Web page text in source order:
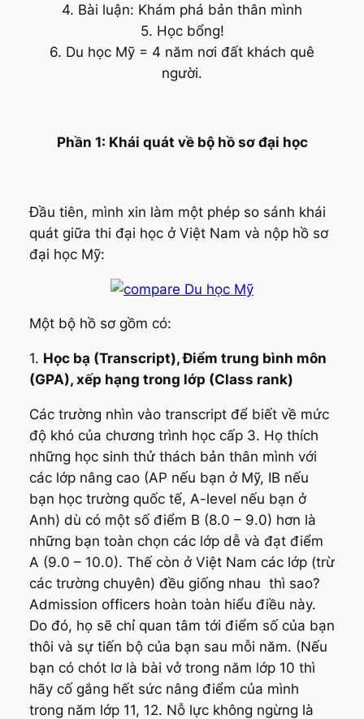
4. Bài luận: Khám phá bản thân mình
5. Học bổng!
6. Du học Mỹ = 4 năm nơi đất khách quê
người.
Phần 1: Khái quát về bộ hồ sơ đại học
Đầu tiên, mình xin làm một phép so sánh khái
quát giữa thi đại học ở Việt Nam và nộp hồ sơ
đại học Mỹ:
Một bộ hồ sơ gồm có:
1. Học bạ (Transcript), Điểm trung bình môn
(GPA), xếp hạng trong lớp (Class rank)
Các trường nhìn vào transcript để biết về mức
độ khó của chương trình học cấp 3. Họ thích
những học sinh thử thách bản thân mình với
các lớp nâng cao (AP nếu bạn ở Mỹ, IB nếu
bạn học trường quốc tế, A-level nếu bạn ở
Anh) dù có một số điểm B (8.0 – 9.0) hơn là
những bạn toàn chọn các lớp dễ và đạt điểm
A (9.0 – 10.0). Thế còn ở Việt Nam các lớp (trừ
các trường chuyên) đều giống nhau thì sao?
Admission officers hoàn toàn hiểu điều này.
Do đó, họ sẽ chỉ quan tâm tới điểm số của bạn
thôi và sự tiến bộ của bạn sau mỗi năm. (Nếu
bạn có chót lơ là bài vở trong năm lớp 10 thì
hãy cố gắng hết sức nâng điểm của mình
trong năm lớp 11, 12. Nỗ lực không ngừng là